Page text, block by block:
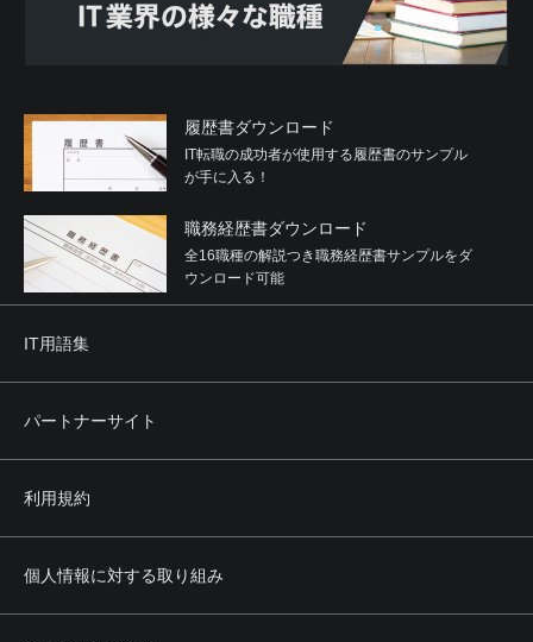
履歴書ダウンロード
IT転職の成功者が使用する履歴書のサンプル
が手に入る！
職務経歴書ダウンロード
全16職種の解説つき職務経歴書サンプルをダ
ウンロード可能
IT用語集
パートナーサイト
利用規約
個人情報に対する取り組み